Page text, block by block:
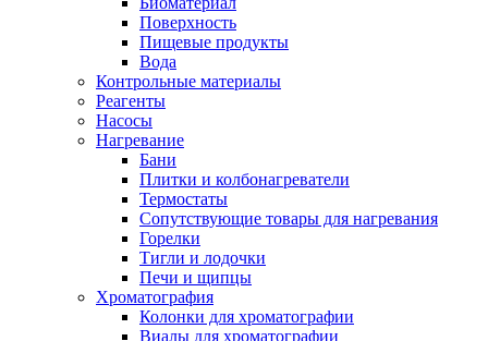
Поверхность
Пищевые продукты
Вода
Контрольные материалы
Реагенты
Насосы
Нагревание
Бани
Плитки и колбонагреватели
Термостаты
Сопутствующие товары для нагревания
Горелки
Тигли и лодочки
Печи и щипцы
Хроматография
Колонки для хроматографии
Виалы для хроматографии